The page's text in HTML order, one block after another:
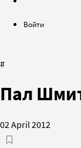
Войти
#
Пал
02 April 2012